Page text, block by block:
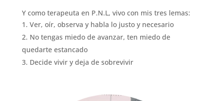
Y como terapeuta en P.N.L, vivo con mis tres lemas:
Ver, oír, observa y habla lo justo y necesario
No tengas miedo de avanzar, ten miedo de
quedarte estancado
Decide vivir y deja de sobrevivir